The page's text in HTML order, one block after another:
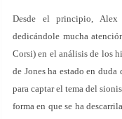
Desde el principio,
dedicándole mucha
Corsi) en el análisis de los
de Jones ha estado en
para captar el tema del
forma en que se ha